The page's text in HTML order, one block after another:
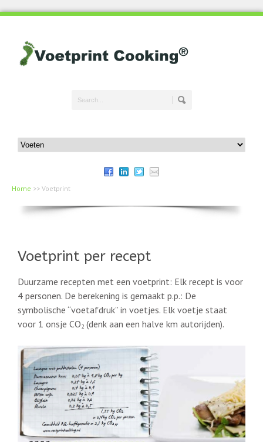
Home >> Voetprint
Voetprint per recept
Duurzame recepten met een voetprint: Elk recept is voor
4 personen. De berekening is gemaakt p.p.: De
symbolische “voetafdruk” in voetjes. Elk voetje staat
voor 1 onsje CO2 (denk aan een halve km autorijden).